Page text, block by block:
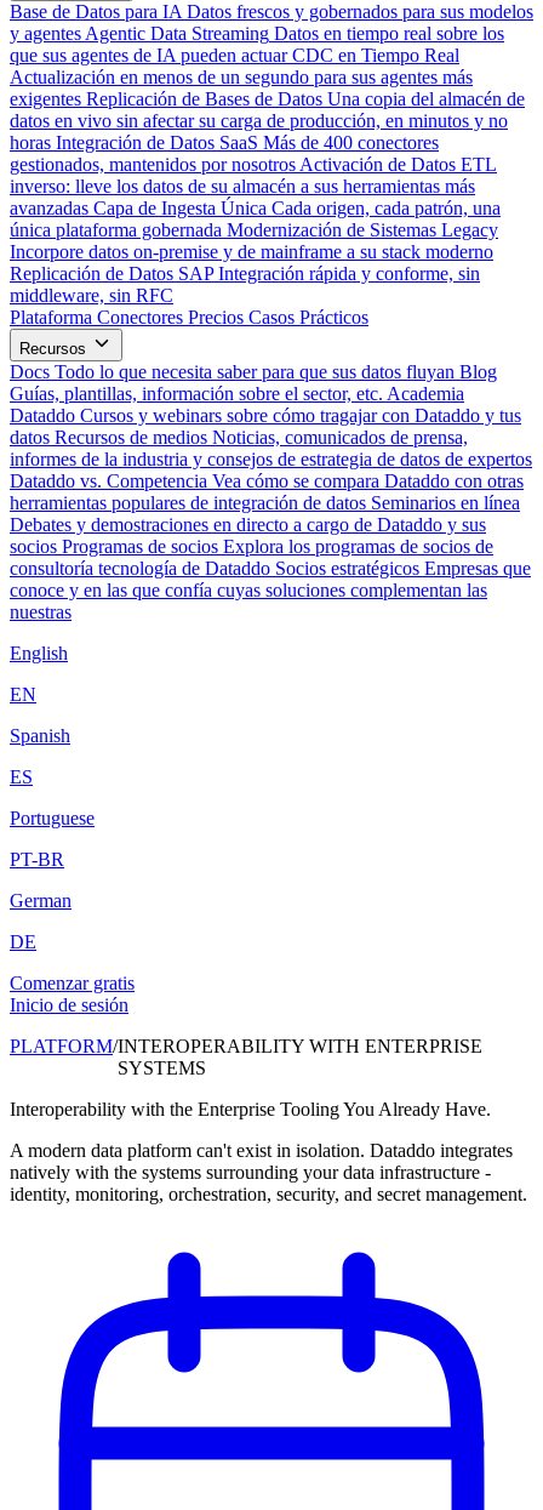
Base de Datos para IA Datos frescos y gobernados para sus modelos
y agentes Agentic Data Streaming Datos en tiempo real sobre los
que sus agentes de IA pueden actuar CDC en Tiempo Real
Actualización en menos de un segundo para sus agentes más
exigentes Replicación de Bases de Datos Una copia del almacén de
datos en vivo sin afectar su carga de producción, en minutos y no
horas Integración de Datos SaaS Más de 400 conectores
gestionados, mantenidos por nosotros Activación de Datos ETL
inverso: lleve los datos de su almacén a sus herramientas más
avanzadas Capa de Ingesta Única Cada origen, cada patrón, una
única plataforma gobernada Modernización de Sistemas Legacy
Incorpore datos on-premise y de mainframe a su stack moderno
Replicación de Datos SAP Integración rápida y conforme, sin
middleware, sin RFC
Plataforma Conectores Precios Casos Prácticos
Recursos
Docs Todo lo que necesita saber para que sus datos fluyan Blog
Guías, plantillas, información sobre el sector, etc. Academia
Dataddo Cursos y webinars sobre cómo tragajar con Dataddo y tus
datos Recursos de medios Noticias, comunicados de prensa,
informes de la industria y consejos de estrategia de datos de expertos
Dataddo vs. Competencia Vea cómo se compara Dataddo con otras
herramientas populares de integración de datos Seminarios en línea
Debates y demostraciones en directo a cargo de Dataddo y sus
socios Programas de socios Explora los programas de socios de
consultoría tecnología de Dataddo Socios estratégicos Empresas que
conoce y en las que confía cuyas soluciones complementan las
nuestras
English
EN
Spanish
ES
Portuguese
PT-BR
German
DE
Comenzar gratis
Inicio de sesión
PLATFORM/INTEROPERABILITY WITH ENTERPRISE
SYSTEMS
Interoperability with the Enterprise Tooling You Already Have.
A modern data platform can't exist in isolation. Dataddo integrates
natively with the systems surrounding your data infrastructure -
identity, monitoring, orchestration, security, and secret management.